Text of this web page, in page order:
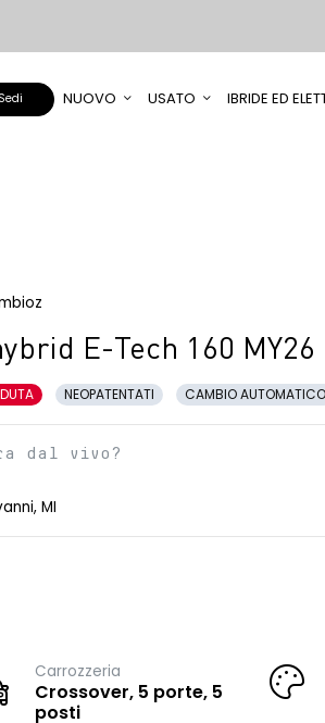
NUOVO USATO IBRIDE ED
E-Tech 160 MY26
NEOPATENTATI CAMBIO AUTOMATICO
dal vivo?
MI
Carrozzeria
Crossover, 5 porte, 5
posti